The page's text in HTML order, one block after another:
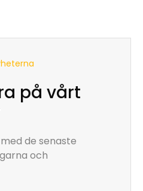
på vårt
de senaste
och